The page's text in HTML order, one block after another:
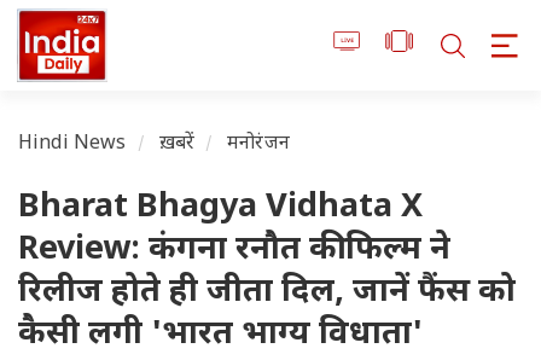
Hindi News ख़बरें मनोरंजन
Bharat Bhagya Vidhata X
Review: कंगना रनौत की फिल्म ने
रिलीज होते ही जीता दिल, जानें फैंस को
कैसी लगी 'भारत भाग्य विधाता'